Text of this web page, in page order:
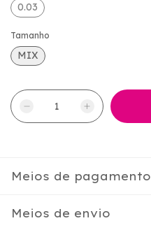
0.03
Tamanho
MIX
Meios de pagamento
Meios de envio